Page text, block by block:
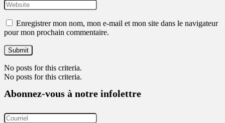
Enregistrer mon nom, mon e-mail et mon site dans le navigateur
pour mon prochain commentaire.
No posts for this criteria.
No posts for this criteria.
Abonnez-vous à notre infolettre